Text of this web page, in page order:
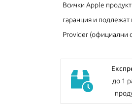
Всички Apple
гаранция и
Provider (официални
до 1